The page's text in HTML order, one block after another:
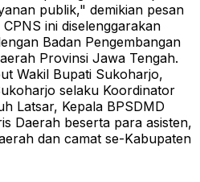
publik," demikian pesan
CPNS ini diselenggarakan
Badan Pengembangan
Provinsi Jawa Tengah.
Wakil Bupati Sukoharjo,
selaku Koordinator
Latsar, Kepala BPSDMD
Daerah beserta para asisten,
dan camat se-Kabupaten